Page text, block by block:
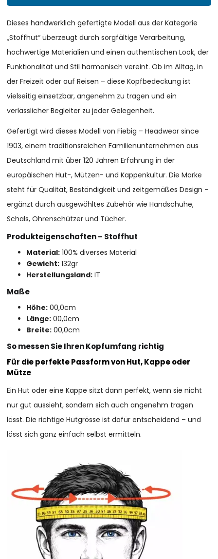
Dieses handwerklich gefertigte Modell aus der Kategorie
„Stoffhut“ überzeugt durch sorgfältige Verarbeitung,
hochwertige Materialien und einen authentischen Look, der
Funktionalität und Stil harmonisch vereint. Ob im Alltag, in
der Freizeit oder auf Reisen – diese Kopfbedeckung ist
vielseitig einsetzbar, angenehm zu tragen und ein
verlässlicher Begleiter zu jeder Gelegenheit.
Gefertigt wird dieses Modell von Fiebig – Headwear since
1903, einem traditionsreichen Familienunternehmen aus
Deutschland mit über 120 Jahren Erfahrung in der
europäischen Hut-, Mützen- und Kappenkultur. Die Marke
steht für Qualität, Beständigkeit und zeitgemäßes Design –
ergänzt durch ausgewähltes Zubehör wie Handschuhe,
Schals, Ohrenschützer und Tücher.
Produkteigenschaften – Stoffhut
Material: 100% diverses Material
Gewicht: 132gr
Herstellungsland: IT
Maße
Höhe: 00,0cm
Länge: 00,0cm
Breite: 00,0cm
So messen Sie Ihren Kopfumfang richtig
Für die perfekte Passform von Hut, Kappe oder
Mütze
Ein Hut oder eine Kappe sitzt dann perfekt, wenn sie nicht
nur gut aussieht, sondern sich auch angenehm tragen
lässt. Die richtige Hutgrösse ist dafür entscheidend – und
lässt sich ganz einfach selbst ermitteln.